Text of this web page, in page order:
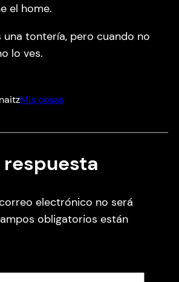
el home.
una tontería, pero cuando no
lo ves.
Mis cosas
respuesta
electrónico no será
obligatorios están